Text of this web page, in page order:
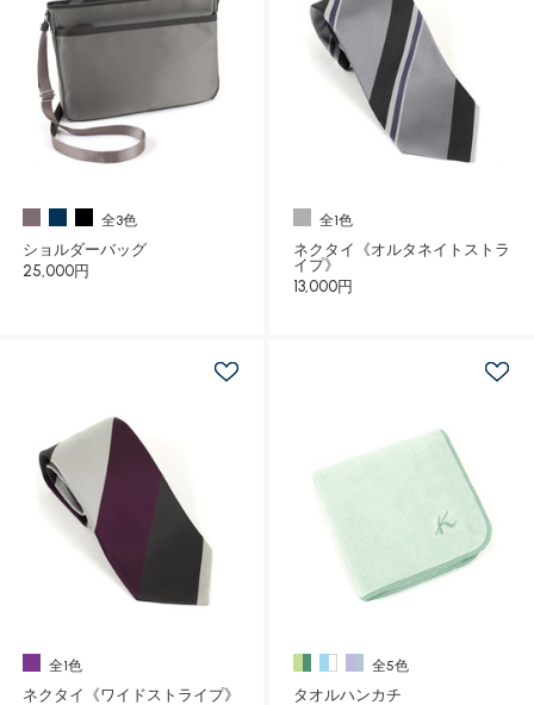
全3色
ショルダーバッグ
25,000円
全1色
ネクタイ《オルタネイトストラ
イプ》
13,000円
全1色
ネクタイ《ワイドストライプ》
全5色
タオルハンカチ